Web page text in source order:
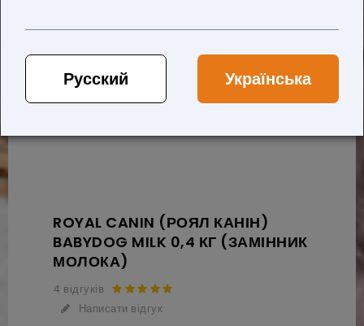
Русский Українська
ROYAL CANIN (РОЯЛ КАНІН)
BABYDOG MILK 0,4 КГ (ЗАМІННИК
МОЛОКА)
4 відгуків
Написати відгук